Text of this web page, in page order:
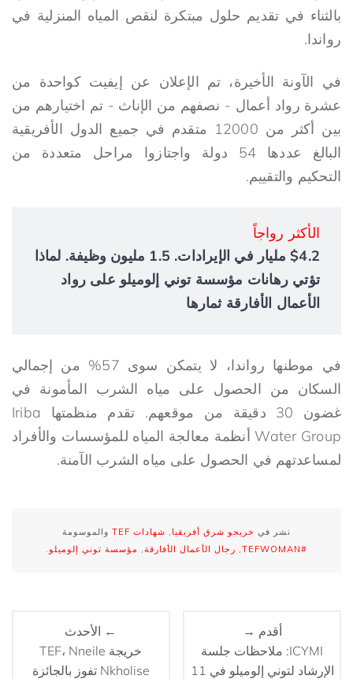
بالثناء في تقديم حلول مبتكرة لنقص المياه المنزلية في
رواندا.
في الآونة الأخيرة، تم الإعلان عن إيفيت كواحدة من
عشرة رواد أعمال - نصفهم من الإناث - تم اختيارهم من
بين أكثر من 12000 متقدم في جميع الدول الأفريقية
البالغ عددها 54 دولة واجتازوا مراحل متعددة من
التحكيم والتقييم.
الأكثر رواجاً
$4.2 مليار في الإيرادات. 1.5 مليون وظيفة. لماذا
تؤتي رهانات مؤسسة توني إلوميلو على رواد
الأعمال الأفارقة ثمارها
في موطنها رواندا، لا يتمكن سوى 57% من إجمالي
السكان من الحصول على مياه الشرب المأمونة في
غضون 30 دقيقة من موقعهم. تقدم منظمتها Iriba
Water Group أنظمة معالجة المياه للمؤسسات والأفراد
لمساعدتهم في الحصول على مياه الشرب الآمنة.
نشر في خريجو شرق أفريقيا شهادات TEF
والموسومة
#TEFWOMAN
رجال الأعمال الأفارقة مؤسسة توني إلوميلو
← الأحدث
خريجة TEF، Nneile
Nkholise تفوز بالجائزة
أقدم →
ICYMI: ملاحظات جلسة
الإرشاد لتوني إلوميلو في 11